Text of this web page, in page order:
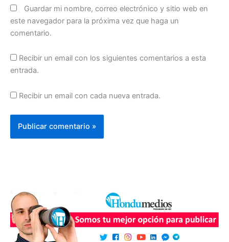
Guardar mi nombre, correo electrónico y sitio web en
este navegador para la próxima vez que haga un
comentario.
Recibir un email con los siguientes comentarios a esta
entrada.
Recibir un email con cada nueva entrada.